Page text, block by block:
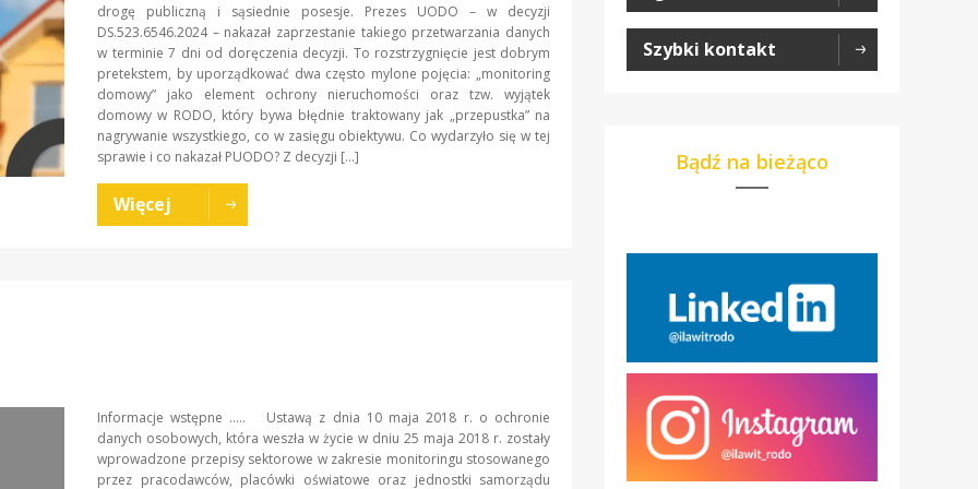
drogę publiczną i sąsiednie posesje. Prezes UODO – w decyzji
DS.523.6546.2024 – nakazał zaprzestanie takiego przetwarzania danych
w terminie 7 dni od doręczenia decyzji. To rozstrzygnięcie jest dobrym
pretekstem, by uporządkować dwa często mylone pojęcia: „monitoring
domowy” jako element ochrony nieruchomości oraz tzw. wyjątek
domowy w RODO, który bywa błędnie traktowany jak „przepustka” na
nagrywanie wszystkiego, co w zasięgu obiektywu. Co wydarzyło się w tej
sprawie i co nakazał PUODO? Z decyzji […]
Więcej
Informacje wstępne ….. Ustawą z dnia 10 maja 2018 r. o ochronie
danych osobowych, która weszła w życie w dniu 25 maja 2018 r. zostały
wprowadzone przepisy sektorowe w zakresie monitoringu stosowanego
przez pracodawców, placówki oświatowe oraz jednostki samorządu
Szybki kontakt
Bądź na bieżąco